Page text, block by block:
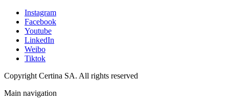
Instagram
Facebook
Youtube
LinkedIn
Weibo
Tiktok
Copyright Certina SA. All rights reserved
Main navigation